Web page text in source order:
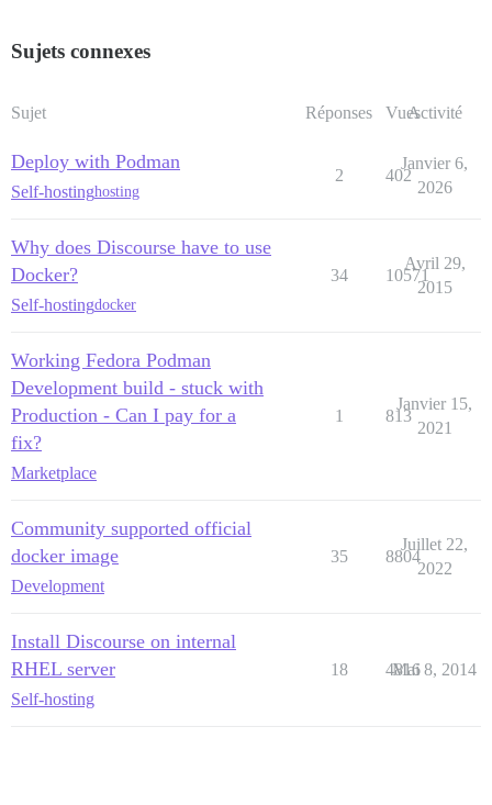
Sujets connexes
Sujet Réponses VuesActivité
Deploy with Podman
Self-hostinghosting
2 402
Janvier 6,
2026
Why does Discourse have to use
Docker?
Self-hostingdocker
34 10571
Avril 29,
2015
Working Fedora Podman
Development build - stuck with
Production - Can I pay for a
fix?
Marketplace
1 813
Janvier 15,
2021
Community supported official
docker image
Development
35 8804
Juillet 22,
2022
Install Discourse on internal
RHEL server
Self-hosting
18 4816
Mai 8, 2014